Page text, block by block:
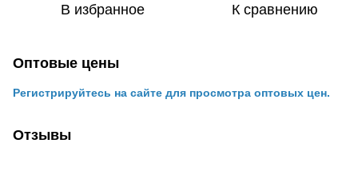
В избранное К сравнению
Оптовые цены
Регистрируйтесь на сайте для просмотра оптовых цен.
Отзывы